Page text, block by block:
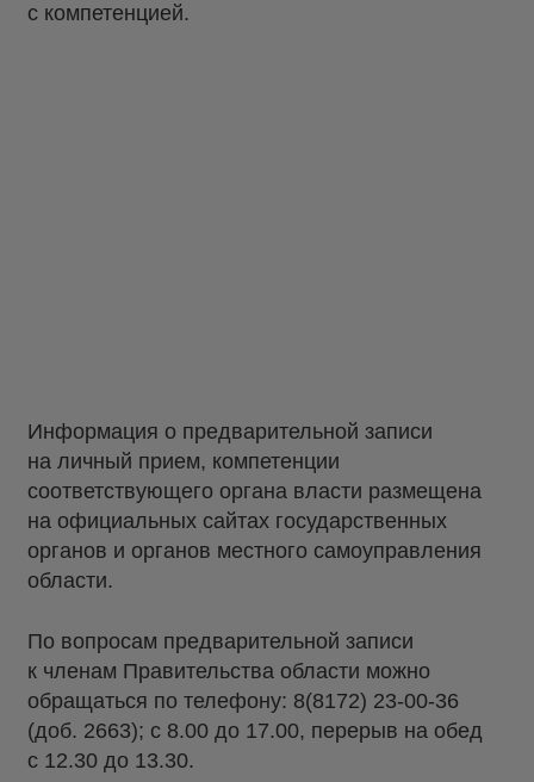
с компетенцией.
Информация о предварительной записи
на личный прием, компетенции
соответствующего органа власти размещена
на официальных сайтах государственных
органов и органов местного самоуправления
области.
По вопросам предварительной записи
к членам Правительства области можно
обращаться по телефону: 8(8172) 23-00-36
(доб. 2663); с 8.00 до 17.00, перерыв на обед
с 12.30 до 13.30.